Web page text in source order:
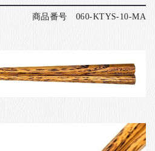
商品番号 060-KTYS-10-MA